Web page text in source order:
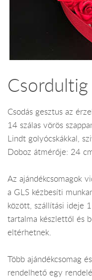
Csodás gesztus az
14 szálas vörös
Lindt golyócskákkal,
Doboz átmérője: 24
Az ajándékcsomagok
a GLS kézbesíti
között, szállítási ideje
tartalma készlettől és
eltérhetnek.
Több ajándékcsomag
rendelhető egy